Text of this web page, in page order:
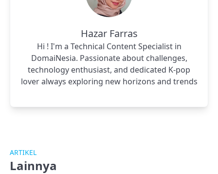
Hazar Farras
Hi ! I'm a Technical Content Specialist in
DomaiNesia. Passionate about challenges,
technology enthusiast, and dedicated K-pop
lover always exploring new horizons and trends
ARTIKEL
Lainnya